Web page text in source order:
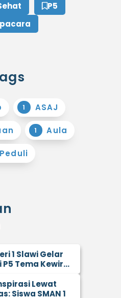
P5
1 ASAJ
1 Aula
Peduli
1 Slawi Gelar
Tema Kewir...
Lewat
Siswa SMAN 1